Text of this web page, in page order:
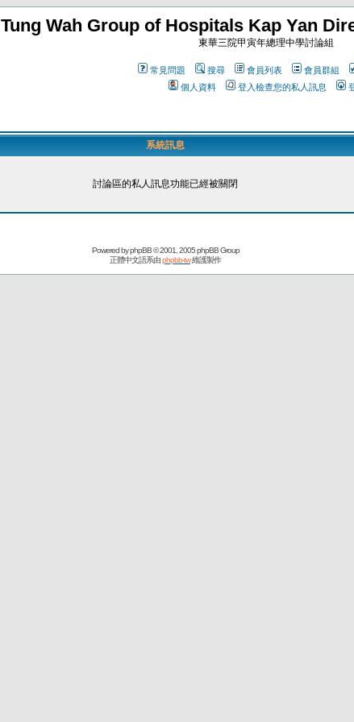
Tung Wah Group of Hospitals Kap Yan
東華三院甲寅年總理中學討論組
常見問題 搜尋 會員列表 會員群組
個人資料
登入檢查您的私人訊息
系統訊息
討論區的私人訊息功能已經被關閉
Powered byphpBB© 2001, 2005 phpBB Group
正體中文語系由phpbb-tw維護製作